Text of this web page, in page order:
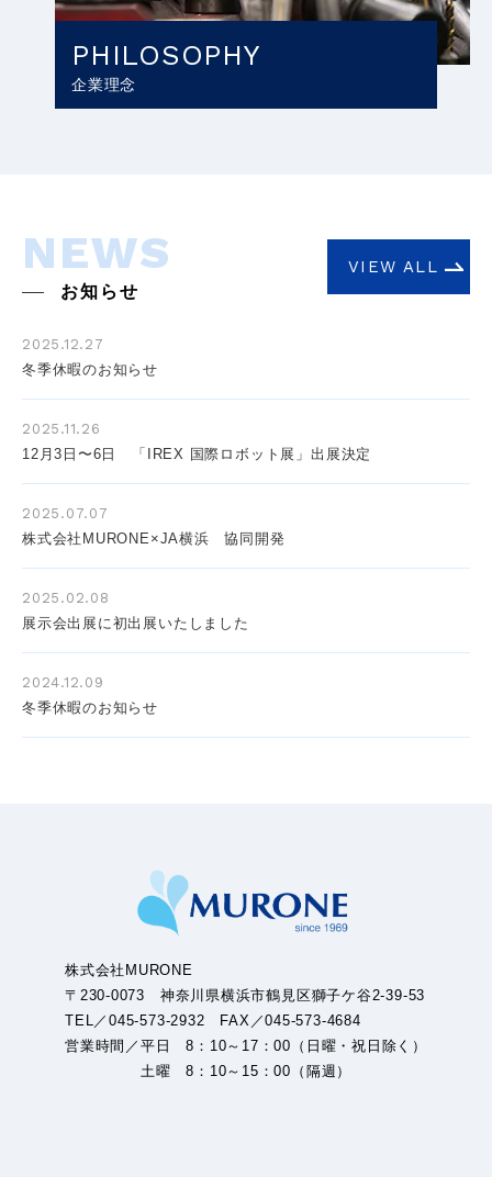
PHILOSOPHY
企業理念
VIEW ALL
NEWS
お知らせ
2025.12.27
冬季休暇のお知らせ
2025.11.26
12月3日〜6日 「IREX 国際ロボット展」出展決定
2025.07.07
株式会社MURONE×JA横浜 協同開発
2025.02.08
展示会出展に初出展いたしました
2024.12.09
冬季休暇のお知らせ
株式会社MURONE
〒230-0073 神奈川県横浜市鶴見区獅子ケ谷2-39-53
TEL／045-573-2932 FAX／045-573-4684
営業時間／平日 8：10～17：00（日曜・祝日除く）
土曜 8：10～15：00（隔週）